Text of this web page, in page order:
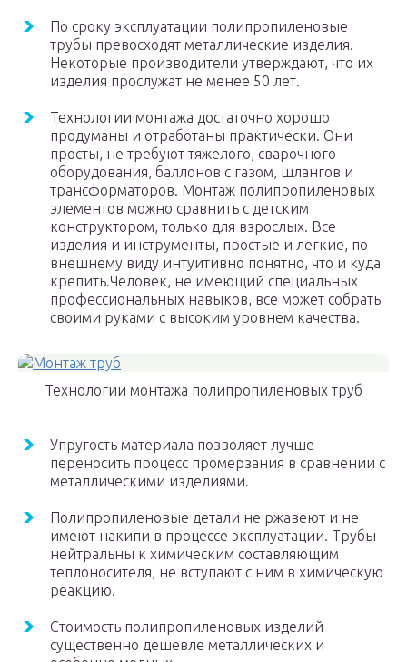
По сроку эксплуатации полипропиленовые
трубы превосходят металлические изделия.
Некоторые производители утверждают, что их
изделия прослужат не менее 50 лет.
Технологии монтажа достаточно хорошо
продуманы и отработаны практически. Они
просты, не требуют тяжелого, сварочного
оборудования, баллонов с газом, шлангов и
трансформаторов. Монтаж полипропиленовых
элементов можно сравнить с детским
конструктором, только для взрослых. Все
изделия и инструменты, простые и легкие, по
внешнему виду интуитивно понятно, что и куда
крепить.Человек, не имеющий специальных
профессиональных навыков, все может собрать
своими руками с высоким уровнем качества.
Технологии монтажа полипропиленовых труб
Упругость материала позволяет лучше
переносить процесс промерзания в сравнении с
металлическими изделиями.
Полипропиленовые детали не ржавеют и не
имеют накипи в процессе эксплуатации. Трубы
нейтральны к химическим составляющим
теплоносителя, не вступают с ним в химическую
реакцию.
Стоимость полипропиленовых изделий
существенно дешевле металлических и